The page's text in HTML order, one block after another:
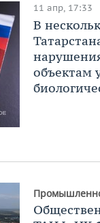
11 апр, 17:33
В
объектам